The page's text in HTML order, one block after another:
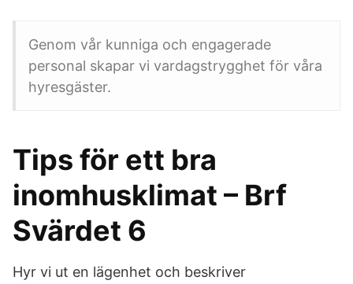
Genom vår kunniga och engagerade
personal skapar vi vardagstrygghet för våra
hyresgäster.
Tips för ett bra
inomhusklimat – Brf
Svärdet 6
Hyr vi ut en lägenhet och beskriver